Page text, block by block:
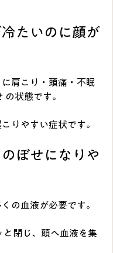
たいのに顔が
肩こり・頭痛・不眠
の状態です。
りやすい症状です。
ぼせになりや
の血液が必要です。
と閉じ、頭へ血液を集